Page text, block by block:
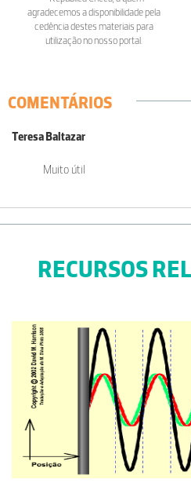
agradecemos a disponibilidade pela
cedência destes materiais para
utilização no nosso portal.
COMENTÁRIOS
Teresa Baltazar
Muito útil
RECURSOS